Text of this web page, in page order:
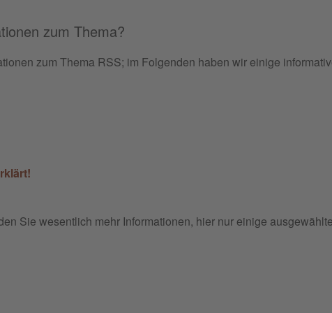
zum Thema?
zum Thema RSS; im Folgenden haben wir einige
Sie wesentlich mehr Informationen, hier nur einige